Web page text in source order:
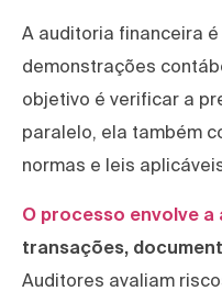
A auditoria financeira
demonstrações
objetivo é verificar a
paralelo, ela também
normas e leis
O processo envolve a
transações,
Auditores avaliam